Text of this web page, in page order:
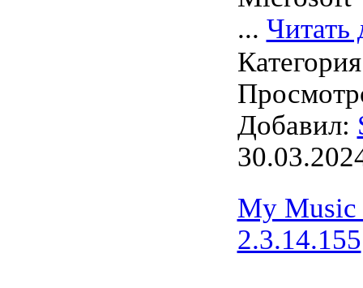
... Читать
Добавил:
My
2.3.14.155